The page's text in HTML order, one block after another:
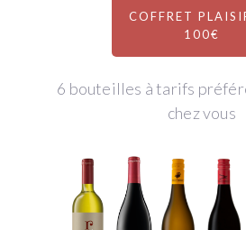
COFFRET
100€
6 bouteilles à tarifs
chez vous